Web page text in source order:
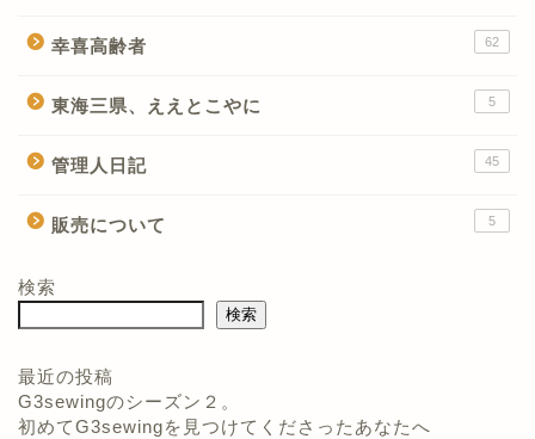
幸喜高齢者 62
東海三県、ええとこやに 5
管理人日記 45
販売について 5
検索
検索
最近の投稿
G3sewingのシーズン２。
初めてG3sewingを見つけてくださったあなたへ